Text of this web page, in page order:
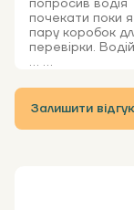
попросив водія
почекати поки
пару коробок
перевірки.
... ...
Залишити